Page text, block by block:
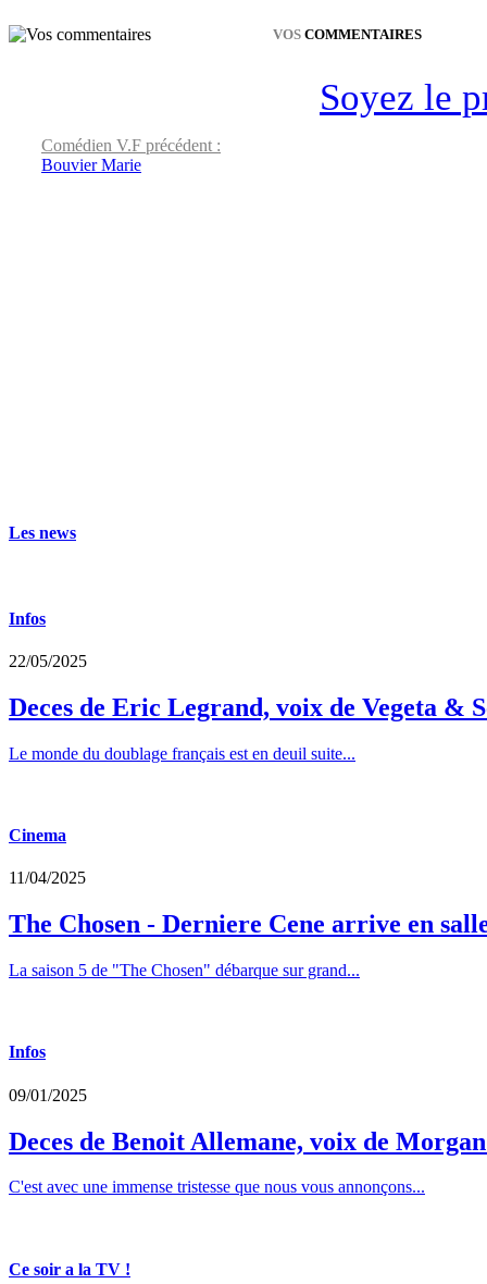
VOS COMMENTAIRES
Soyez le
Comédien V.F précédent :
Bouvier Marie
Les news
Infos
22/05/2025
Deces de Eric Legrand, voix de Vegeta &
Le monde du doublage français est en deuil suite...
Cinema
11/04/2025
The Chosen - Derniere Cene arrive en
La saison 5 de "The Chosen" débarque sur grand...
Infos
09/01/2025
Deces de Benoit Allemane, voix de
C'est avec une immense tristesse que nous vous annonçons...
Ce soir a la TV !